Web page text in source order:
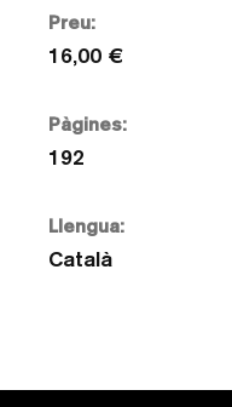
Preu:
16,00 €
Pàgines:
192
Llengua:
Català